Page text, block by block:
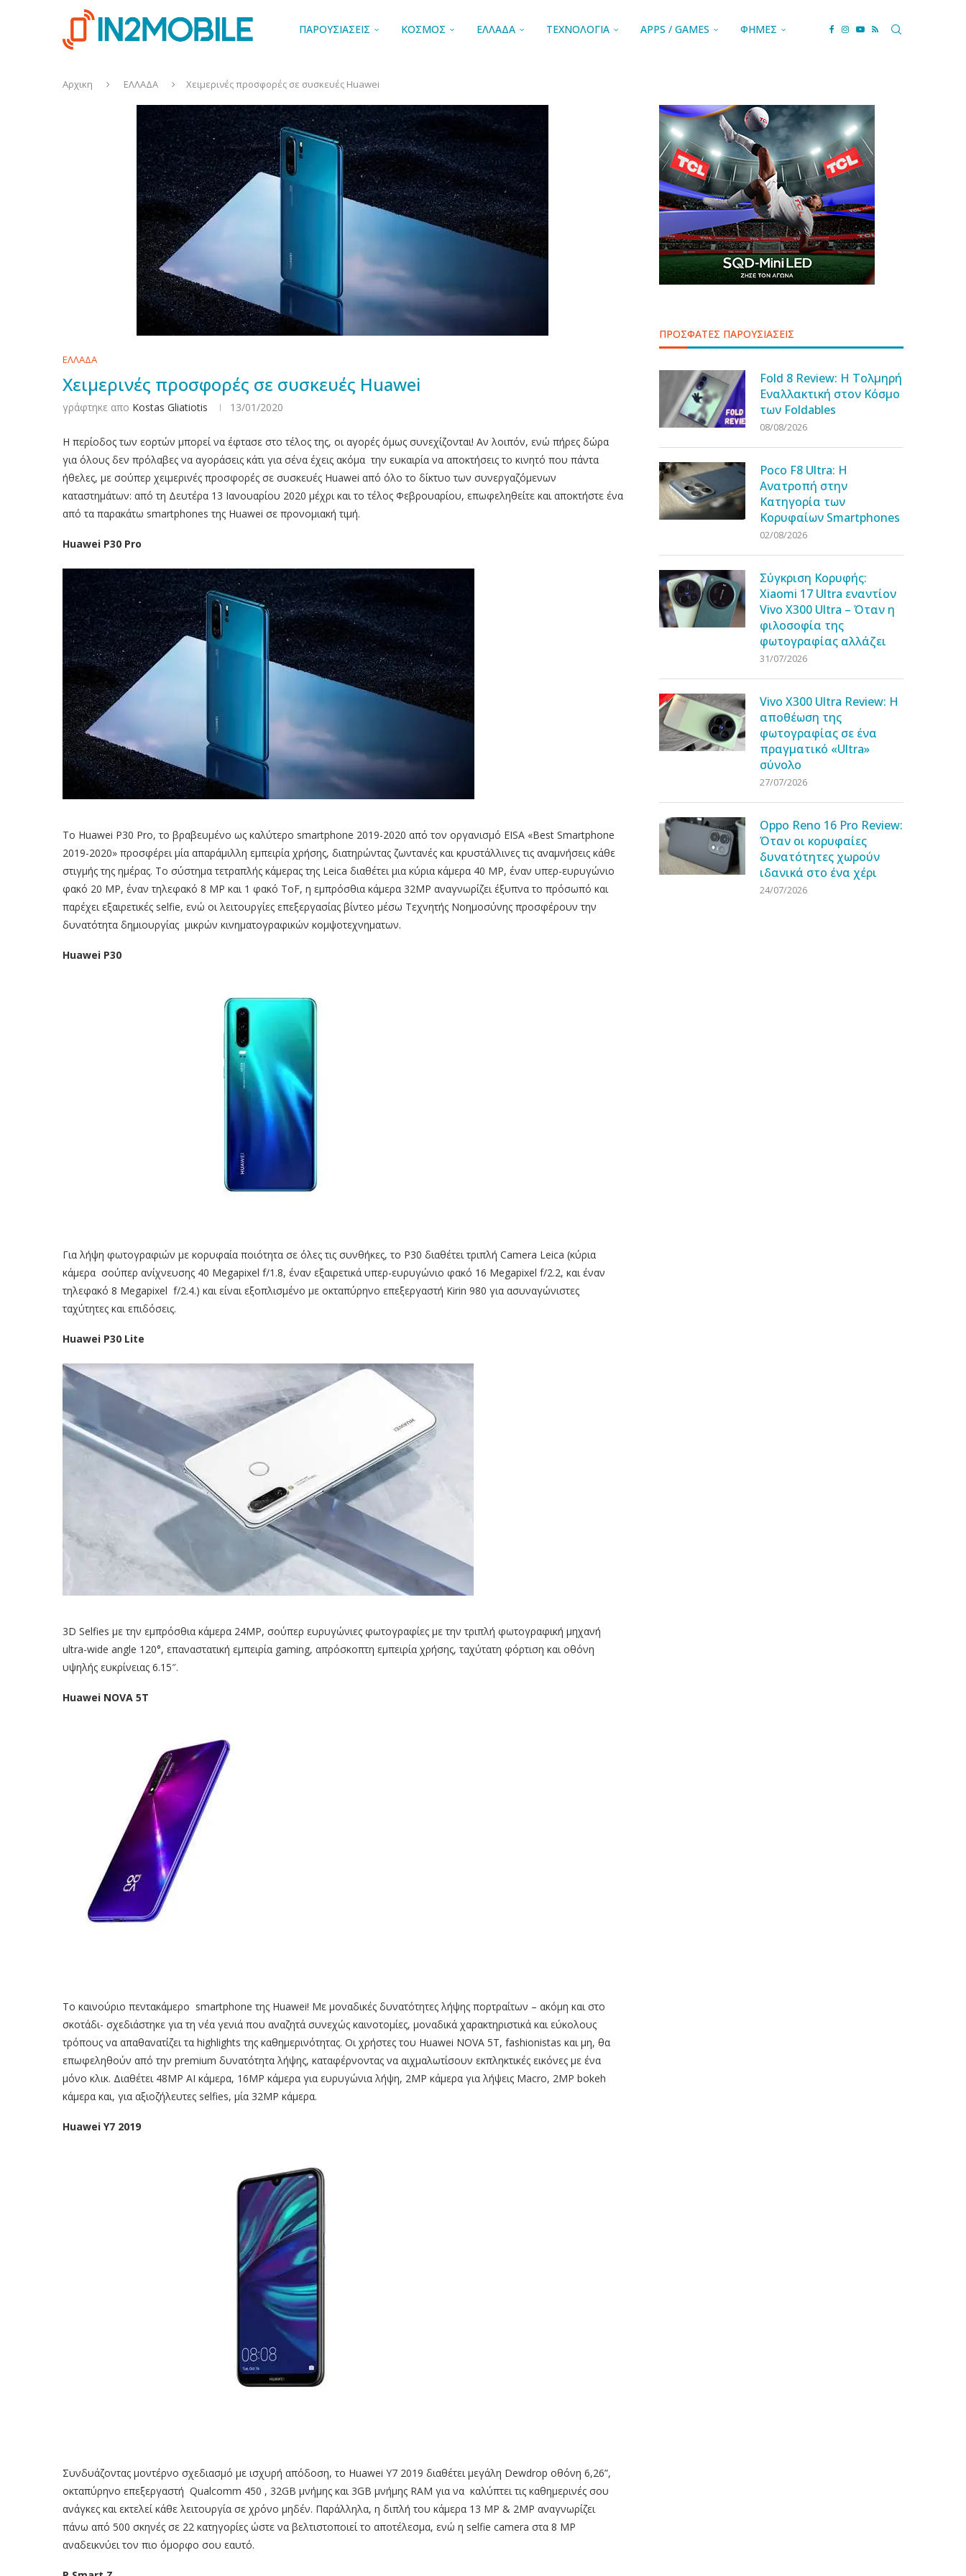
ΠΑΡΟΥΣΙΑΣΕΙΣ ΚΟΣΜΟΣ ΕΛΛΑΔΑ ΤΕΧΝΟΛΟΓΙΑ APPS / GAMES ΦΗΜΕΣ
Αρχικη ΕΛΛΑΔΑ Χειμερινές προσφορές σε συσκευές Huawei
ΕΛΛΑΔΑ
Χειμερινές προσφορές σε συσκευές Huawei
γράφτηκε απο Kostas Gliatiotis 13/01/2020
Η περίοδος των εορτών μπορεί να έφτασε στο τέλος της, οι αγορές όμως συνεχίζονται! Αν λοιπόν, ενώ πήρες δώρα
για όλους δεν πρόλαβες να αγοράσεις κάτι για σένα έχεις ακόμα την ευκαιρία να αποκτήσεις το κινητό που πάντα
ήθελες, με σούπερ χειμερινές προσφορές σε συσκευές Huawei από όλο το δίκτυο των συνεργαζόμενων
καταστημάτων: από τη Δευτέρα 13 Ιανουαρίου 2020 μέχρι και το τέλος Φεβρουαρίου, επωφεληθείτε και αποκτήστε ένα
από τα παρακάτω smartphones της Huawei σε προνομιακή τιμή.
Huawei P30 Pro
Tο Huawei P30 Pro, το βραβευμένο ως καλύτερο smartphone 2019-2020 από τον οργανισμό EISA «Best Smartphone
2019-2020» προσφέρει μία απαράμιλλη εμπειρία χρήσης, διατηρώντας ζωντανές και κρυστάλλινες τις αναμνήσεις κάθε
στιγμής της ημέρας. Το σύστημα τετραπλής κάμερας της Leica διαθέτει μια κύρια κάμερα 40 MP, έναν υπερ-ευρυγώνιο
φακό 20 MP, έναν τηλεφακό 8 MP και 1 φακό ToF, η εμπρόσθια κάμερα 32MP αναγνωρίζει έξυπνα το πρόσωπό και
παρέχει εξαιρετικές selfie, ενώ οι λειτουργίες επεξεργασίας βίντεο μέσω Τεχνητής Νοημοσύνης προσφέρουν την
δυνατότητα δημιουργίας μικρών κινηματογραφικών κομψοτεχνηματων.
Huawei P30
Για λήψη φωτογραφιών με κορυφαία ποιότητα σε όλες τις συνθήκες, το P30 διαθέτει τριπλή Camera Leica (κύρια
κάμερα σούπερ ανίχνευσης 40 Megapixel f/1.8, έναν εξαιρετικά υπερ-ευρυγώνιο φακό 16 Megapixel f/2.2, και έναν
τηλεφακό 8 Megapixel f/2.4.) και είναι εξοπλισμένο με οκταπύρηνο επεξεργαστή Kirin 980 για ασυναγώνιστες
ταχύτητες και επιδόσεις.
Huawei P30 Lite
3D Selfies με την εμπρόσθια κάμερα 24MP, σούπερ ευρυγώνιες φωτογραφίες με την τριπλή φωτογραφική μηχανή
ultra-wide angle 120°, επαναστατική εμπειρία gaming, απρόσκοπτη εμπειρία χρήσης, ταχύτατη φόρτιση και οθόνη
υψηλής ευκρίνειας 6.15″.
Huawei NOVA 5T
Το καινούριο πεντακάμερο smartphone της Huawei! Με μοναδικές δυνατότητες λήψης πορτραίτων – ακόμη και στο
σκοτάδι- σχεδιάστηκε για τη νέα γενιά που αναζητά συνεχώς καινοτομίες, μοναδικά χαρακτηριστικά και εύκολους
τρόπους να απαθανατίζει τα highlights της καθημερινότητας. Οι χρήστες του Huawei NOVA 5T, fashionistas και μη, θα
επωφεληθούν από την premium δυνατότητα λήψης, καταφέρνοντας να αιχμαλωτίσουν εκπληκτικές εικόνες με ένα
μόνο κλικ. Διαθέτει 48MP AI κάμερα, 16ΜP κάμερα για ευρυγώνια λήψη, 2MP κάμερα για λήψεις Macro, 2MP bokeh
κάμερα και, για αξιοζήλευτες selfies, μία 32MP κάμερα.
Huawei Y7 2019
Συνδυάζοντας μοντέρνο σχεδιασμό με ισχυρή απόδοση, το Huawei Y7 2019 διαθέτει μεγάλη Dewdrop οθόνη 6,26”,
οκταπύρηνο επεξεργαστή Qualcomm 450 , 32GB μνήμης και 3GB μνήμης RAM για να καλύπτει τις καθημερινές σου
ανάγκες και εκτελεί κάθε λειτουργία σε χρόνο μηδέν. Παράλληλα, η διπλή του κάμερα 13 MP & 2MP αναγνωρίζει
πάνω από 500 σκηνές σε 22 κατηγορίες ώστε να βελτιστοποιεί το αποτέλεσμα, ενώ η selfie camera στα 8 MP
αναδεικνύει τον πιο όμορφο σου εαυτό.
ΠΡΟΣΦΑΤΕΣ ΠΑΡΟΥΣΙΑΣΕΙΣ
Fold 8 Review: Η Τολμηρή
Εναλλακτική στον Κόσμο
των Foldables
08/08/2026
Poco F8 Ultra: Η
Ανατροπή στην
Κατηγορία των
Κορυφαίων Smartphones
02/08/2026
Σύγκριση Κορυφής:
Xiaomi 17 Ultra εναντίον
Vivo X300 Ultra – Όταν η
φιλοσοφία της
φωτογραφίας αλλάζει
31/07/2026
Vivo X300 Ultra Review: Η
αποθέωση της
φωτογραφίας σε ένα
πραγματικό «Ultra»
σύνολο
27/07/2026
Oppo Reno 16 Pro Review:
Όταν οι κορυφαίες
δυνατότητες χωρούν
ιδανικά στο ένα χέρι
24/07/2026